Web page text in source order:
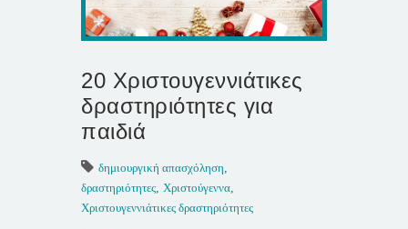
20 Χριστουγεννιάτικες
δραστηριότητες για
παιδιά
δημιουργική απασχόληση,
δραστηριότητες, Χριστούγεννα,
Χριστουγεννιάτικες δραστηριότητες